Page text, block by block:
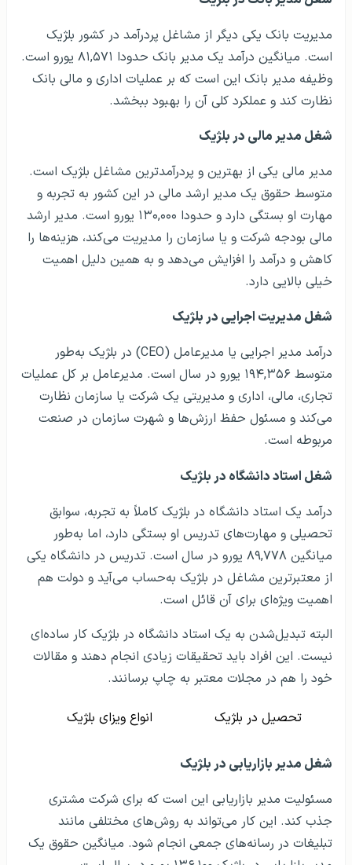
مدیریت بانک یکی دیگر از مشاغل پردرآمد در کشور بلژیک
است. میانگین درآمد یک مدیر بانک حدودا ۸۱,۵۷۱ یورو است.
وظیفه مدیر بانک این است که بر عملیات اداری و مالی بانک
نظارت کند و عملکرد کلی آن را بهبود ببخشد.
شغل مدیر مالی در بلژیک
مدیر مالی یکی از بهترین و پردرآمدترین مشاغل بلژیک است.
متوسط حقوق یک مدیر ارشد مالی در این کشور به تجربه و
مهارت او بستگی دارد و حدودا ۱۳۰,۰۰۰ یورو است. مدیر ارشد
مالی بودجه شرکت و یا سازمان را مدیریت می‌کند، هزینه‌ها را
کاهش و درآمد را افزایش می‌دهد و به همین دلیل اهمیت
خیلی بالایی دارد.
شغل مدیریت اجرایی در بلژیک
درآمد مدیر اجرایی یا مدیرعامل (CEO) در بلژیک به‌طور
متوسط ۱۹۴,۳۵۶ یورو در سال است. مدیرعامل بر کل عملیات
تجاری، مالی، اداری و مدیریتی یک شرکت یا سازمان نظارت
می‌کند و مسئول حفظ ارزش‌ها و شهرت سازمان در صنعت
مربوطه است.
شغل استاد دانشگاه در بلژیک
درآمد یک استاد دانشگاه در بلژیک کاملاً به تجربه، سوابق
تحصیلی و مهارت‌های تدریس او بستگی دارد، اما به‌طور
میانگین ۸۹,۷۷۸ یورو در سال است. تدریس در دانشگاه یکی
از معتبرترین مشاغل در بلژیک به‌حساب می‌آید و دولت هم
اهمیت ویژه‌ای برای آن قائل است.
البته تبدیل‌شدن به یک استاد دانشگاه در بلژیک کار ساده‌ای
نیست. این افراد باید تحقیقات زیادی انجام دهند و مقالات
خود را هم در مجلات معتبر به چاپ برسانند.
تحصیل در بلژیک انواع ویزای بلژیک
شغل مدیر بازاریابی در بلژیک
مسئولیت مدیر بازاریابی این است که برای شرکت مشتری
جذب کند. این کار می‌تواند به روش‌های مختلفی مانند
تبلیغات در رسانه‌های جمعی انجام شود. میانگین حقوق یک